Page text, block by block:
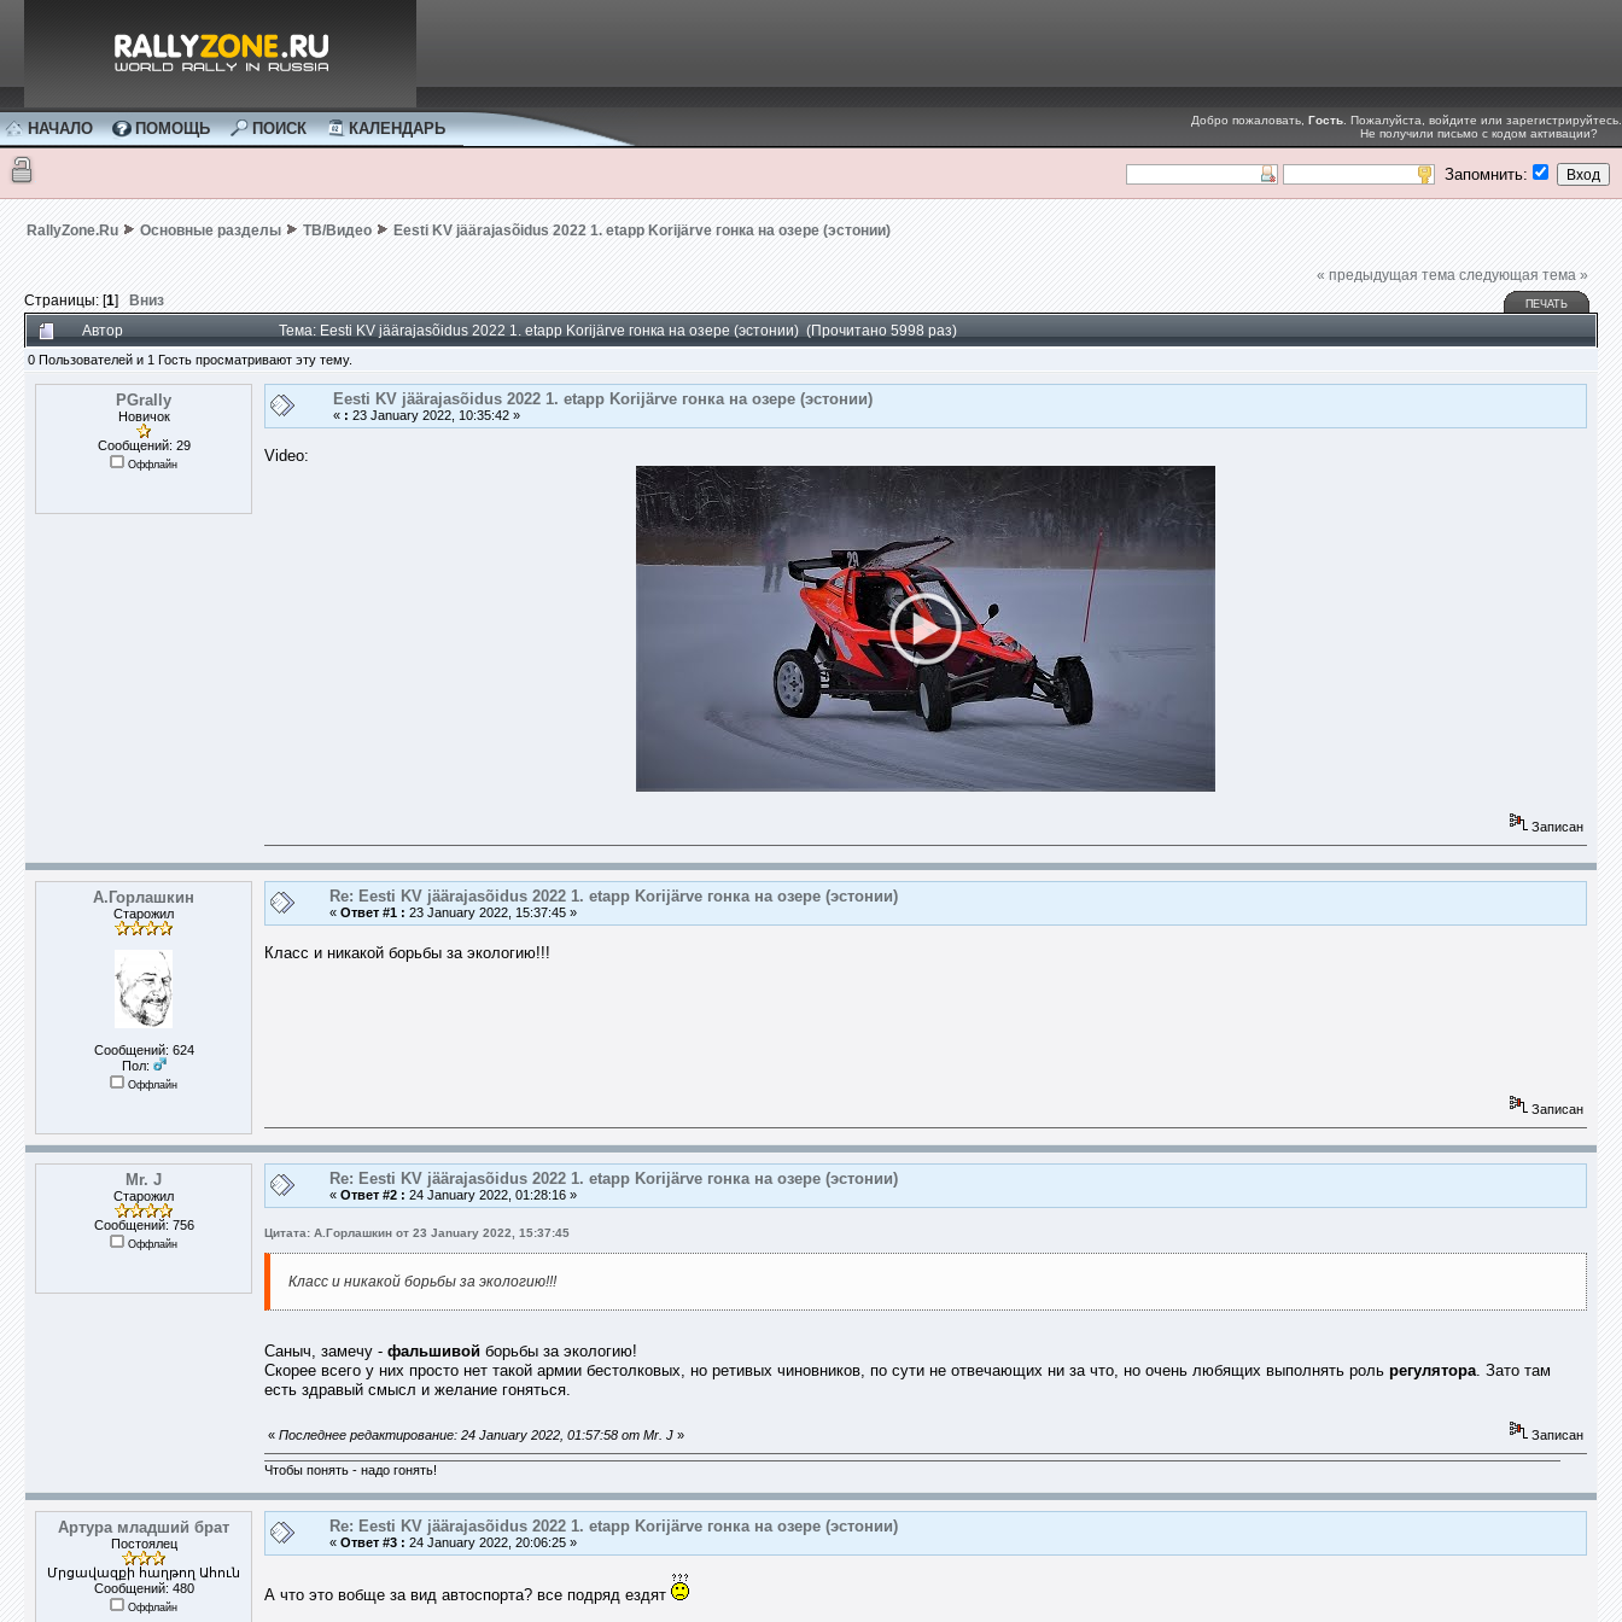
НАЧАЛО ПОМОЩЬ ПОИСК КАЛЕНДАРЬ Добро пожаловать, Гость . Пожалуйста, войдите или зарегистрируйтесь
Не получили письмо с кодом активации?
Запомнить:
RallyZone.Ru Основные разделы ТВ/Видео Eesti KV jäärajasõidus 2022 1. etapp Korijärve гонкa на озере (эстонии)
Страницы: [1] Вниз
« предыдущая тема следующая тема »
ПЕЧАТЬ
Автор Тема: Eesti KV jäärajasõidus 2022 1. etapp Korijärve гонкa на озере (эстонии) (Прочитано 5998 раз)
0 Пользователей и 1 Гость просматривают эту тему.
PGrally
Новичок
Сообщений: 29
Оффлайн
Eesti KV jäärajasõidus 2022 1. etapp Korijärve гонкa на озере (эстонии)
« : 23 January 2022, 10:35:42 »
Video:
Записан
А.Горлашкин
Старожил
Сообщений: 624
Пол:
Оффлайн
Re: Eesti KV jäärajasõidus 2022 1. etapp Korijärve гонкa на озере (эстонии)
« Ответ #1 : 23 January 2022, 15:37:45 »
Класс и никакой борьбы за экологию!!!
Записан
Mr. J
Старожил
Сообщений: 756
Оффлайн
Re: Eesti KV jäärajasõidus 2022 1. etapp Korijärve гонкa на озере (эстонии)
« Ответ #2 : 24 January 2022, 01:28:16 »
Цитата: А.Горлашкин от 23 January 2022, 15:37:45
Класс и никакой борьбы за экологию!!!
Саныч, замечу - фальшивой борьбы за экологию!
Скорее всего у них просто нет такой армии бестолковых, но ретивых чиновников, по сути не отвечающих ни за что, но очень любящих выполнять роль регулятора. Зато там
есть здравый смысл и желание гоняться.
« Последнее редактирование: 24 January 2022, 01:57:58 от Mr. J » Записан
Чтобы понять - надо гонять!
Артура младший брат
Постоялец
Մրցավազքի հաղթող Ահուն
Сообщений: 480
Оффлайн
Re: Eesti KV jäärajasõidus 2022 1. etapp Korijärve гонкa на озере (эстонии)
« Ответ #3 : 24 January 2022, 20:06:25 »
А что это вобще за вид автоспорта? все подряд ездят